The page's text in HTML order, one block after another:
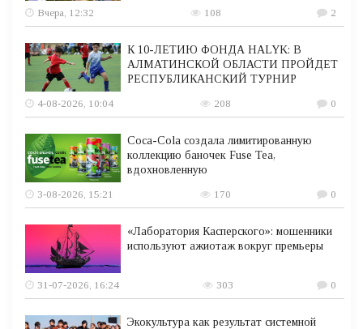
Вчера, 12:32 108 2
К 10-ЛЕТИЮ ФОНДА HALYK: В
АЛМАТИНСКОЙ ОБЛАСТИ ПРОЙДЕТ
РЕСПУБЛИКАНСКИЙ ТУРНИР
4-08-2026, 10:04
208 0
Coca-Cola создала лимитированную
коллекцию баночек Fuse Tea,
вдохновленную
3-08-2026, 15:21
170 0
«Лаборатория Касперского»: мошенники
используют ажиотаж вокруг премьеры
31-07-2026, 16:24 303 0
Экокультура как результат системной